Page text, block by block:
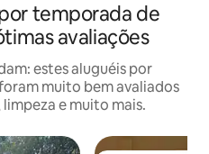
temporada de
avaliações
estes aluguéis por
muito bem avaliados
e muito mais.